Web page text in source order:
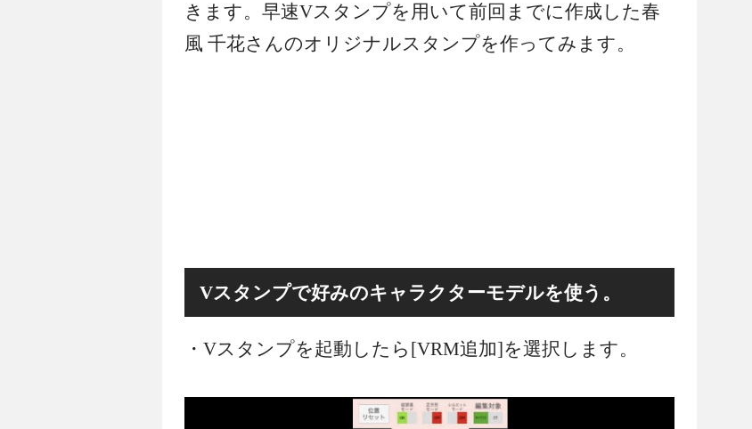
きます。 早速Vスタンプを用いて前回までに作成した春
風 千花さんのオリジナルスタンプを作ってみます。
Vスタンプで好みのキャラクターモデルを使う。
・Vスタンプを起動したら[VRM追加]を選択します。